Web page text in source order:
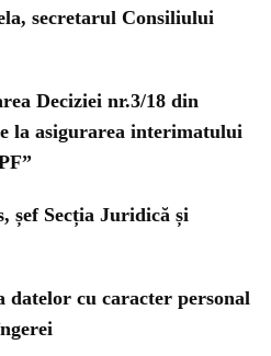
secretarul Consiliului
Deciziei nr.3/18 din
la asigurarea interimatului
șef Secția Juridică și
cu caracter personal